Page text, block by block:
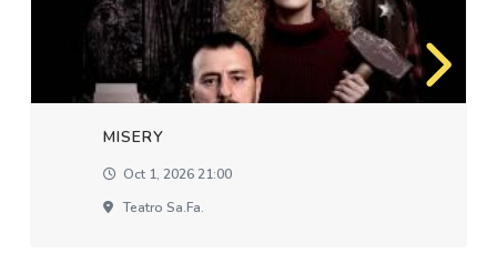
MISERY
Oct 1, 2026 21:00
Teatro Sa.fa.